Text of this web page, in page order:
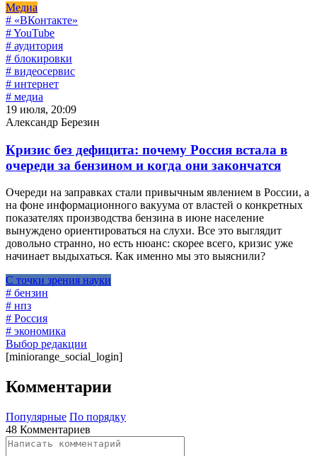
Медиа
# «ВКонтакте»
# YouTube
# аудитория
# блокировки
# видеосервис
# интернет
# медиа
19 июля, 20:09
Александр Березин
Кризис без дефицита: почему Россия встала в
очереди за бензином и когда они закончатся
Очереди на заправках стали привычным явлением в России, а
на фоне информационного вакуума от властей о конкретных
показателях производства бензина в июне население
вынуждено ориентироваться на слухи. Все это выглядит
довольно странно, но есть нюанс: скорее всего, кризис уже
начинает выдыхаться. Как именно мы это выяснили?
С точки зрения науки
# бензин
# нпз
# Россия
# экономика
Выбор редакции
[miniorange_social_login]
Комментарии
Популярные По порядку
48 Комментариев